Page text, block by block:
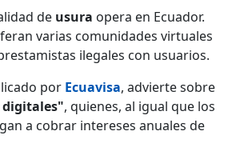
de usura opera en Ecuador.
varias comunidades virtuales
ilegales con usuarios.
por Ecuavisa, advierte sobre
, quienes, al igual que los
a cobrar intereses anuales de